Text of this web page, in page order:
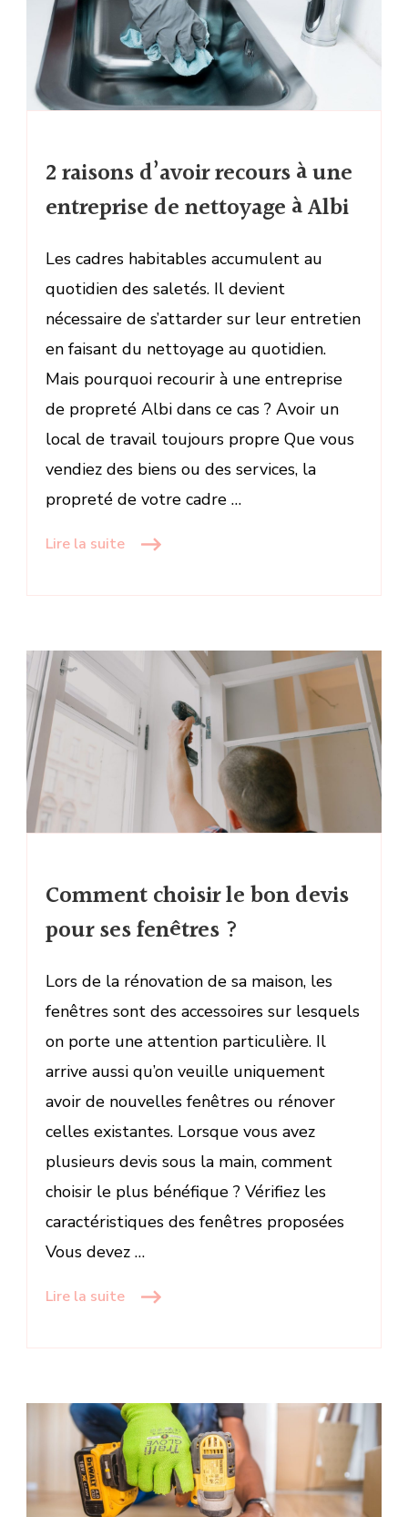
2 raisons d’avoir recours à une
entreprise de nettoyage à Albi
Les cadres habitables accumulent au
quotidien des saletés. Il devient
nécessaire de s’attarder sur leur entretien
en faisant du nettoyage au quotidien.
Mais pourquoi recourir à une entreprise
de propreté Albi dans ce cas ? Avoir un
local de travail toujours propre Que vous
vendiez des biens ou des services, la
propreté de votre cadre …
Lire la suite
Comment choisir le bon devis
pour ses fenêtres ?
Lors de la rénovation de sa maison, les
fenêtres sont des accessoires sur lesquels
on porte une attention particulière. Il
arrive aussi qu’on veuille uniquement
avoir de nouvelles fenêtres ou rénover
celles existantes. Lorsque vous avez
plusieurs devis sous la main, comment
choisir le plus bénéfique ? Vérifiez les
caractéristiques des fenêtres proposées
Vous devez …
Lire la suite